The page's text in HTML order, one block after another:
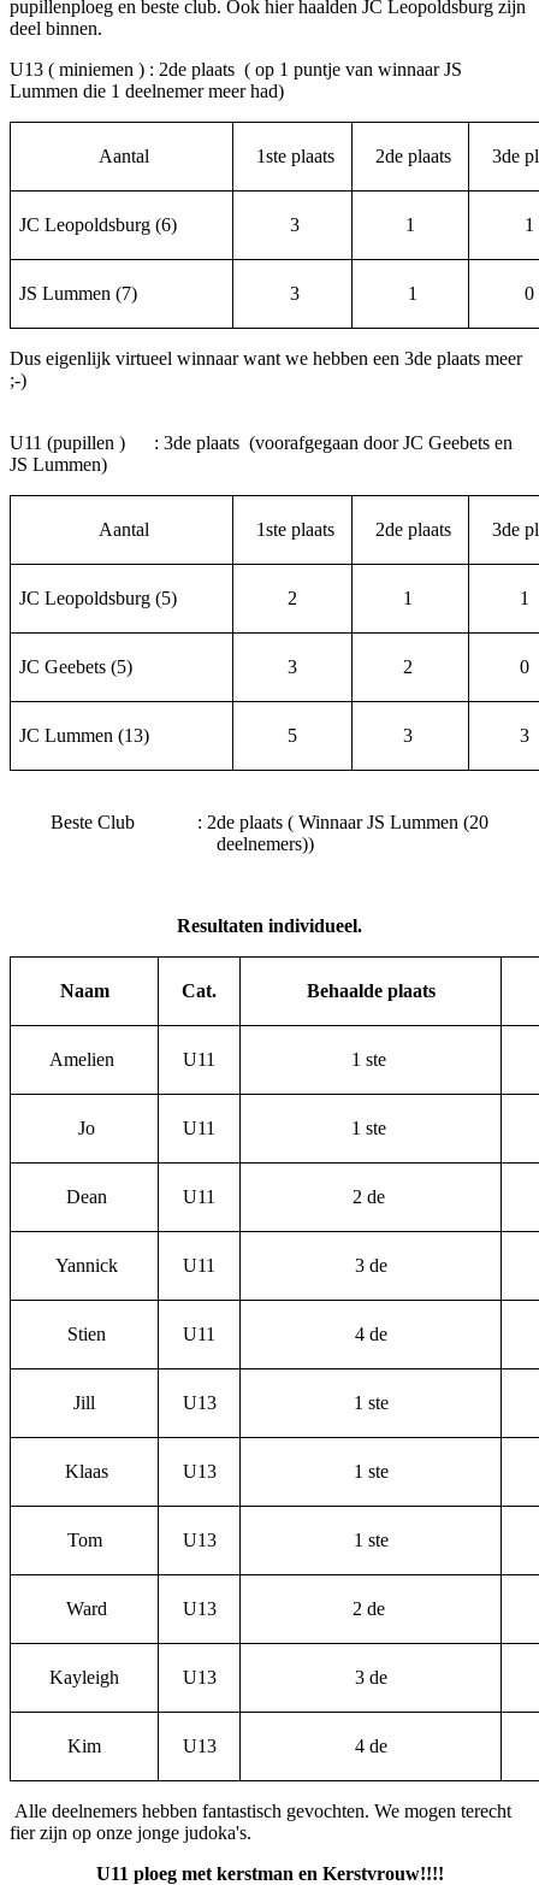
pupillenploeg en beste club. Ook hier haalden JC Leopoldsburg zijn
deel binnen.
U13 ( miniemen ) : 2de plaats ( op 1 puntje van winnaar JS
Lummen die 1 deelnemer meer had)
Aantal 1ste plaats 2de plaats 3de
JC Leopoldsburg (6) 3 1 1
JS Lummen (7) 3 1 0
Dus eigenlijk virtueel winnaar want we hebben een 3de plaats meer
;-)
U11 (pupillen ) : 3de plaats (voorafgegaan door JC Geebets en
JS Lummen)
Aantal 1ste plaats 2de plaats 3de
JC Leopoldsburg (5) 2 1 1
JC Geebets (5) 3 2 0
JC Lummen (13) 5 3 3
Beste Club : 2de plaats ( Winnaar JS Lummen (20
deelnemers))
Resultaten individueel.
Naam Cat. Behaalde plaats
Amelien U11 1 ste
Jo U11 1 ste
Dean U11 2 de
Yannick U11 3 de
Stien U11 4 de
Jill U13 1 ste
Klaas U13 1 ste
Tom U13 1 ste
Ward U13 2 de
Kayleigh U13 3 de
Kim U13 4 de
Alle deelnemers hebben fantastisch gevochten. We mogen terecht
fier zijn op onze jonge judoka's.
U11 ploeg met kerstman en Kerstvrouw!!!!